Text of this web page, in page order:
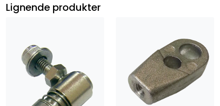
Lignende produkter